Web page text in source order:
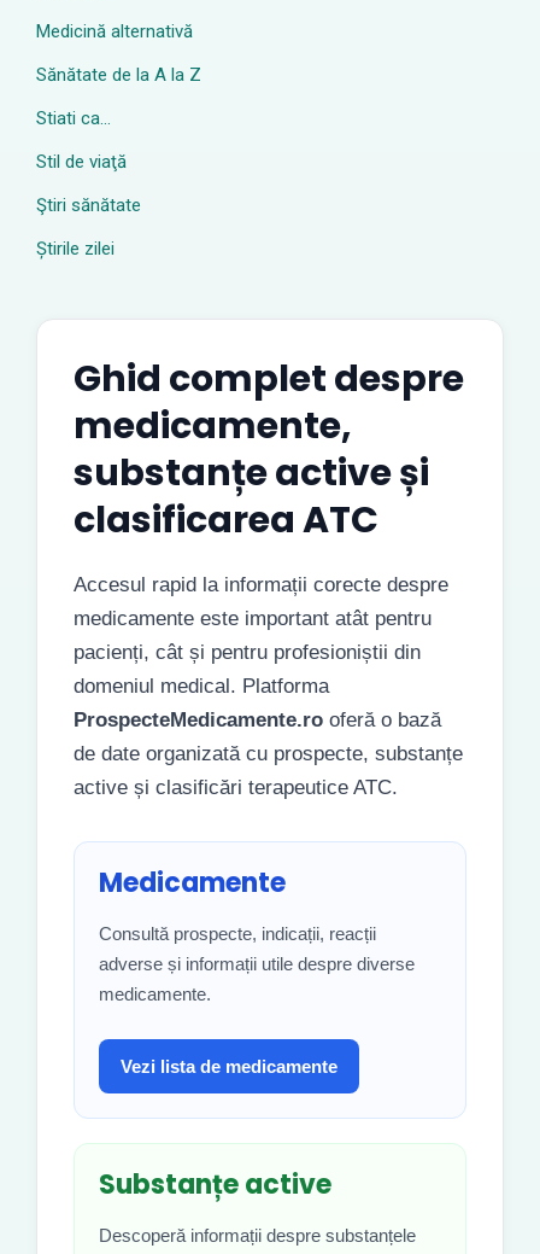
Medicină alternativă
Sănătate de la A la Z
Stiati ca…
Stil de viaţă
Ştiri sănătate
Știrile zilei
Ghid complet despre
medicamente,
substanțe active și
clasificarea ATC
Accesul rapid la informații corecte despre
medicamente este important atât pentru
pacienți, cât și pentru profesioniștii din
domeniul medical. Platforma
ProspecteMedicamente.ro oferă o bază
de date organizată cu prospecte, substanțe
active și clasificări terapeutice ATC.
Medicamente
Consultă prospecte, indicații, reacții
adverse și informații utile despre diverse
medicamente.
Vezi lista de medicamente
Substanțe active
Descoperă informații despre substanțele